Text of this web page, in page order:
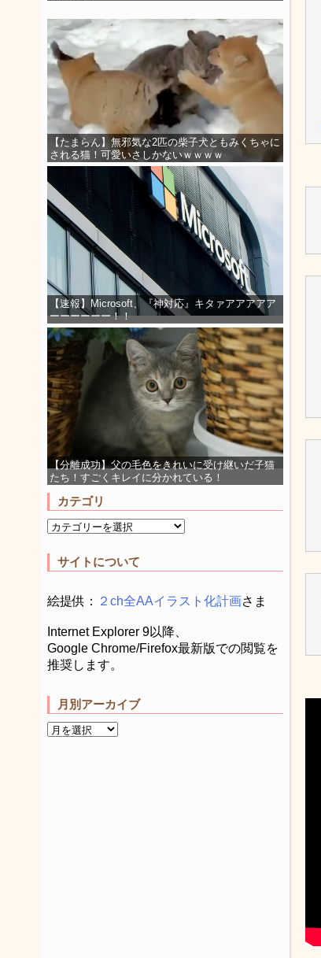
【たまらん】無邪気な2匹の柴子犬ともみくちゃに
される猫！可愛いさしかないｗｗｗｗ
【速報】Microsoft、『神対応』キタァアアアアア
ーーーーーー！！
【分離成功】父の毛色をきれいに受け継いだ子猫
たち！すごくキレイに分かれている！
カテゴリ
サイトについて
絵提供： ２ch全AAイラスト化計画さま
Internet Explorer 9以降、
Google Chrome/Firefox最新版での閲覧を
推奨します。
月別アーカイブ